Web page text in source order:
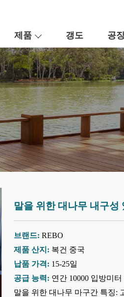
제품 갱도 공
말을 위한 대나무 내구성
브랜드: REBO
제품 산지: 복건 중국
납품 가격: 15-25일
공급 능력: 연간 10000 입방미터
말을 위한 대나무 마구간 특징: